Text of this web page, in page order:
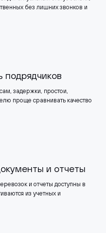
без лишних звонков и
подрядчиков
задержки, простои,
проще сравнивать качество
и отчеты
и отчеты доступны в
из учетных и